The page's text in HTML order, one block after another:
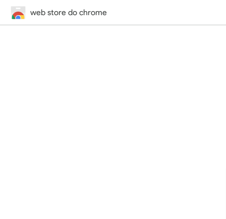
web store do chrome